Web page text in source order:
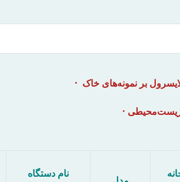
بر نمونه‌های خاک
زیست‌محیطی
نام دستگاه